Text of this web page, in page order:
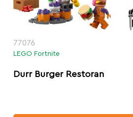
77076
LEGO Fortnite
Durr Burger Restoran